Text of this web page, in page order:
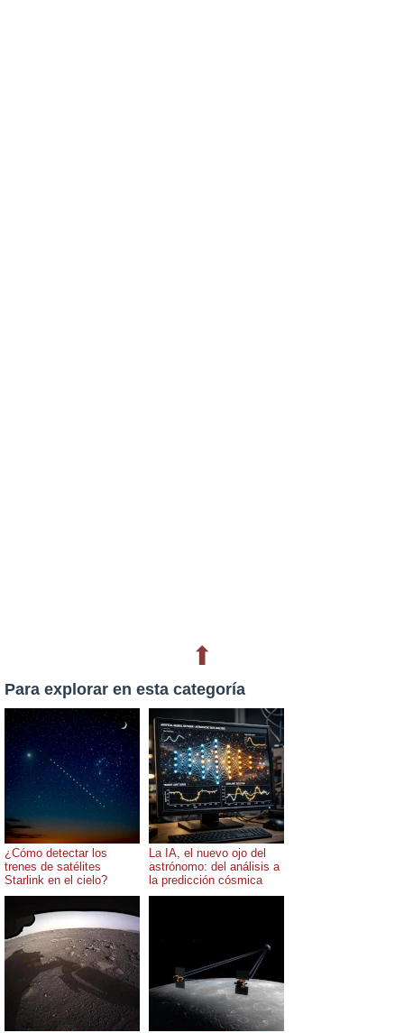
⬆
Para explorar en esta categoría
¿Cómo detectar los
trenes de satélites
Starlink en el cielo?
La IA, el nuevo ojo del
astrónomo: del análisis a
la predicción cósmica